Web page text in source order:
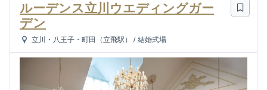
ルーデンス立川ウエディングガー
デン
立川・八王子・町田（立飛駅） / 結婚式場